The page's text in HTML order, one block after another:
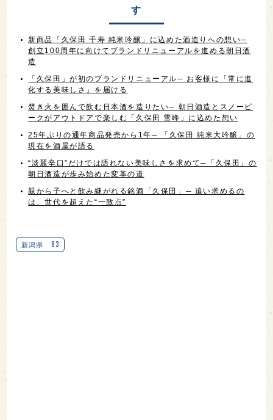
す
新商品「久保田 千寿 純米吟醸」に込めた酒造りへの想い─
創立100周年に向けてブランドリニューアルを進める朝日酒
造
「久保田」が初のブランドリニューアル─ お客様に「常に進
化する美味しさ」を届ける
焚き火を囲んで飲む日本酒を造りたい─ 朝日酒造とスノーピ
ークがアウトドアで楽しむ「久保田 雪峰」に込めた想い
25年ぶりの通年商品発売から1年─ 「久保田 純米大吟醸」の
現在を酒屋が語る
“淡麗辛口”だけでは語れない美味しさを求めて─「久保田」の
朝日酒造が歩み始めた変革の道
親から子へと飲み継がれる銘酒「久保田」─ 追い求めるの
は、世代を超えた“一致点”
新潟県 83